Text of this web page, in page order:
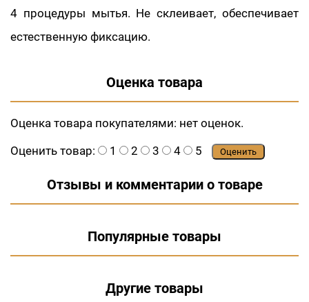
4 процедуры мытья. Не склеивает, обеспечивает
естественную фиксацию.
Оценка товара
Оценка товара покупателями: нет оценок.
Оценить товар:
1 2 3 4 5 Оценить
Отзывы и комментарии о товаре
Популярные товары
Другие товары